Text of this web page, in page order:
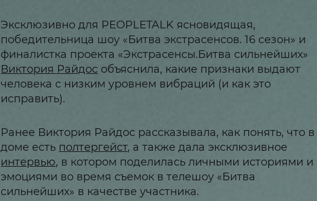
Эксклюзивно для PEOPLETALK ясновидящая,
победительница шоу «Битва экстрасенсов. 16 сезон» и
финалистка проекта «Экстрасенсы.Битва сильнейших»
Виктория Райдос объяснила, какие признаки выдают
человека с низким уровнем вибраций (и как это
исправить).
Ранее Виктория Райдос рассказывала, как понять, что в
доме есть полтергейст, а также дала эксклюзивное
интервью, в котором поделилась личными историями и
эмоциями во время съемок в телешоу «Битва
сильнейших» в качестве участника.